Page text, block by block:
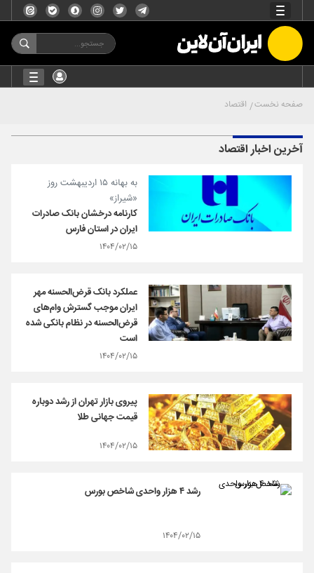
صفحه نخست اقتصاد
آخرین اخبار اقتصاد
به بهانه ۱۵ اردیبهشت روز
«شیراز»
کارنامه درخشان بانک صادرات
ایران در استان فارس
۱۴۰۴/۰۲/۱۵
عملکرد بانک قرض‌الحسنه مهر
ایران موجب گسترش وام‌های
قرض‌الحسنه در نظام بانکی شده
است
۱۴۰۴/۰۲/۱۵
پیروی بازار تهران از رشد دوباره
قیمت جهانی طلا
۱۴۰۴/۰۲/۱۵
رشد ۴ هزار واحدی شاخص بورس
۱۴۰۴/۰۲/۱۵